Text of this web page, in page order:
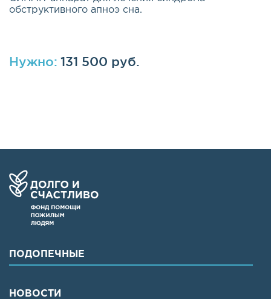
обструктивного апноэ сна.
Нужно: 131 500 руб.
ПОДОПЕЧНЫЕ
НОВОСТИ